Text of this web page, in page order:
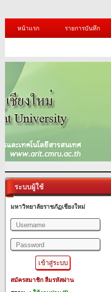
หน้าแรก รายการบันทึก
ระบบผู้ใช้
มหาวิทยาลัยราชภัฏเชียงใหม่
สมัครสมาชิก ลืมรหัสผ่าน